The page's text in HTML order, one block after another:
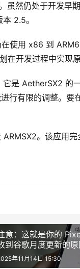
虽然仍处于开发早
2.5。
使用 x86 到
开发过程中实现原
是 AetherSX2 的
行有限的调整。要
。该应用
意：这就是你的
到谷歌月度更新的
年11月14日 15:30